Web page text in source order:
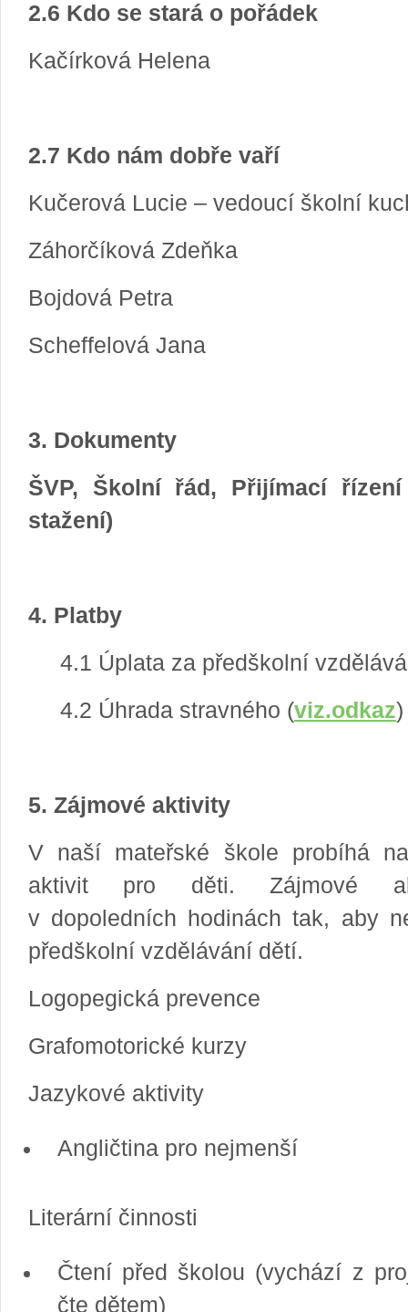
2.6 Kdo se stará o pořádek
Kačírková Helena
2.7 Kdo nám dobře vaří
Kučerová Lucie – vedoucí školní
Záhorčíková Zdeňka
Bojdová Petra
Scheffelová Jana
3. Dokumenty
ŠVP, Školní řád, Přijímací
stažení)
4. Platby
4.1 Úplata za předškolní
4.2 Úhrada stravného (viz.odkaz)
5. Zájmové aktivity
V naší mateřské škole probíhá
aktivit pro děti. Zájmové
v dopoledních hodinách tak, aby
předškolní vzdělávání dětí.
Logopegická prevence
Grafomotorické kurzy
Jazykové aktivity
Angličtina pro nejmenší
Literární činnosti
Čtení před školou (vychází z
čte dětem)